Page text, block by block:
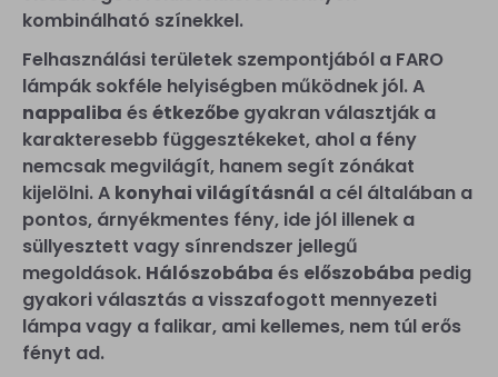
kombinálható színekkel.
Felhasználási területek szempontjából a FARO
lámpák sokféle helyiségben működnek jól. A
nappaliba ésétkezőbe gyakran választják a
karakteresebb függesztékeket, ahol a fény
nemcsak megvilágít, hanem segít zónákat
kijelölni. A konyhai világításnál a cél általában a
pontos, árnyékmentes fény, ide jól illenek a
süllyesztett vagy sínrendszer jellegű
megoldások. Hálószobába és előszobába pedig
gyakori választás a visszafogott mennyezeti
lámpa vagy a falikar, ami kellemes, nem túl erős
fényt ad.